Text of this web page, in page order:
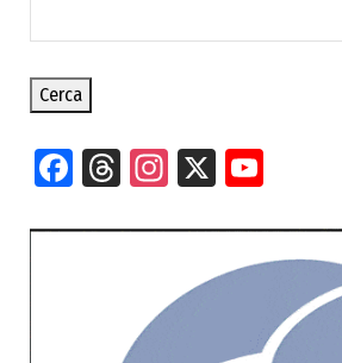
Cerca
Facebook
Threads
Instagram
X